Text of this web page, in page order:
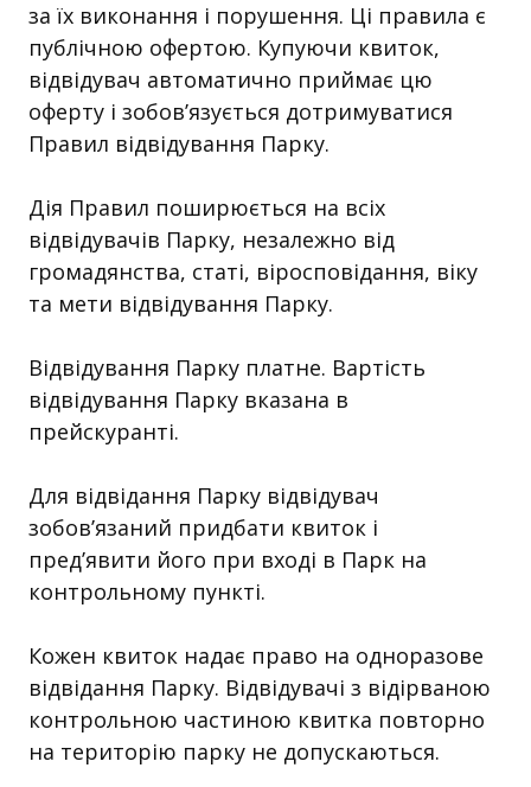
за їх виконання і порушення. Ці правила є
публічною офертою. Купуючи квиток,
відвідувач автоматично приймає цю
оферту і зобов’язується дотримуватися
Правил відвідування Парку.
Дія Правил поширюється на всіх
відвідувачів Парку, незалежно від
громадянства, статі, віросповідання, віку
та мети відвідування Парку.
Відвідування Парку платне. Вартість
відвідування Парку вказана в
прейскуранті.
Для відвідання Парку відвідувач
зобов’язаний придбати квиток і
пред’явити його при вході в Парк на
контрольному пункті.
Кожен квиток надає право на одноразове
відвідання Парку. Відвідувачі з відірваною
контрольною частиною квитка повторно
на територію парку не допускаються.